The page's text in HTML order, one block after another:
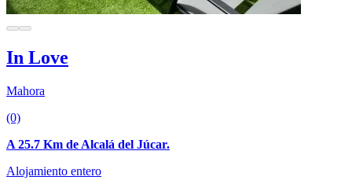
In Love
Mahora
(0)
A 25.7 Km de Alcalá del Júcar.
Alojamiento entero